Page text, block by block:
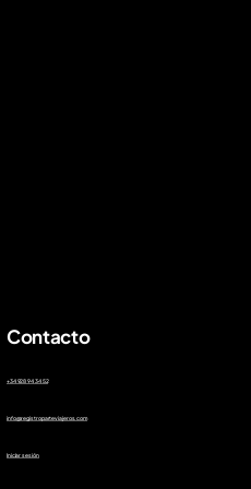
Contacto
+34 928 94 34 52
info@registroparteviajeros.com
Iniciar sesión